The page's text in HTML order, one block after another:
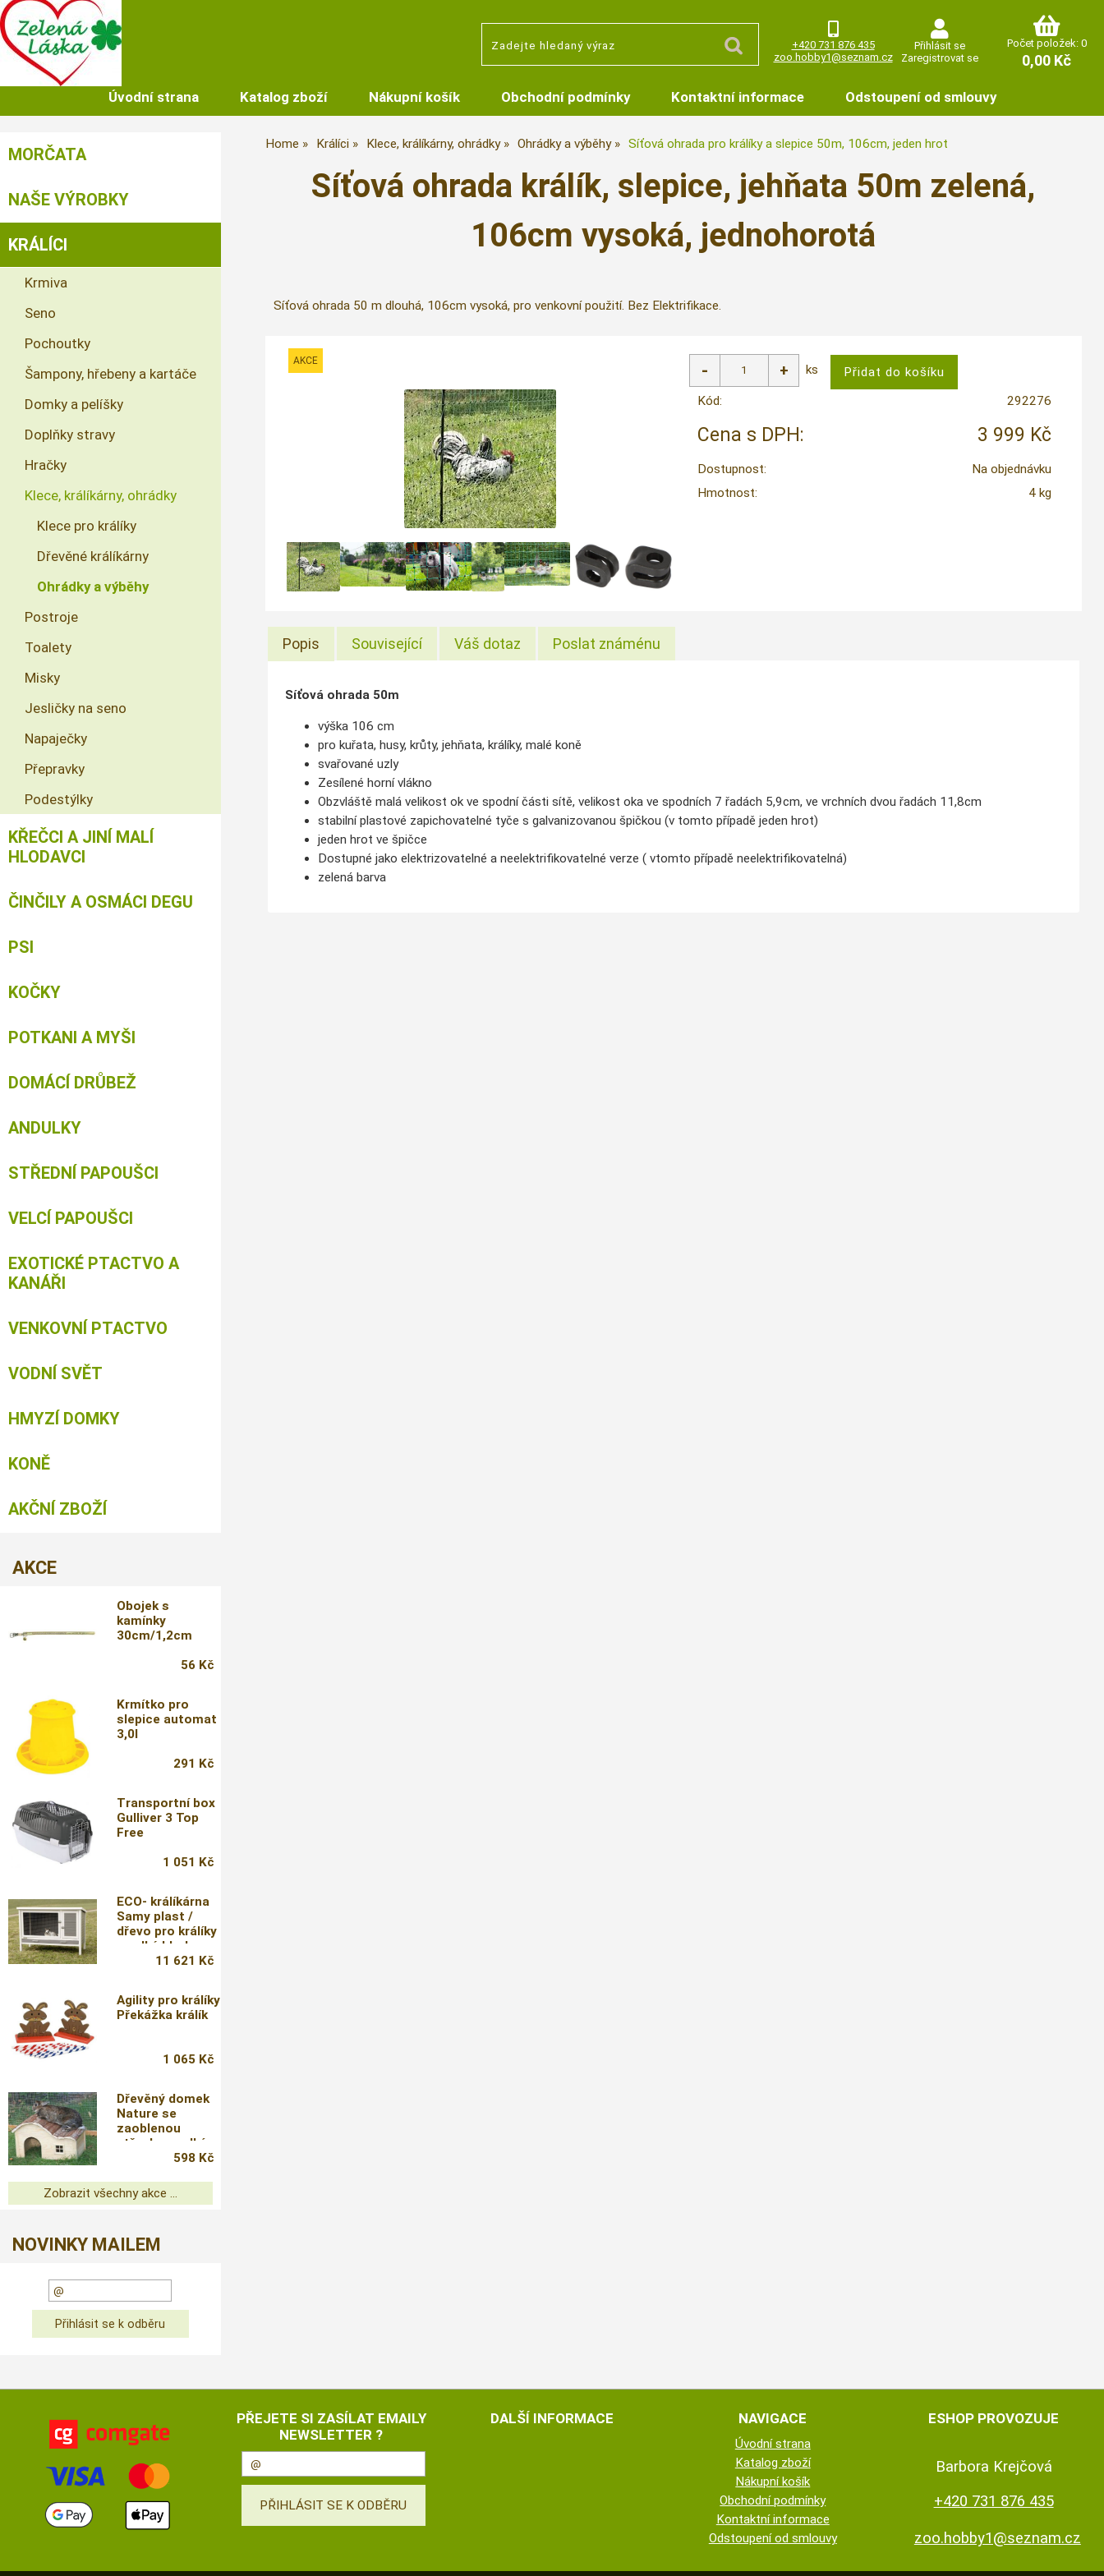
+420 731 876 435
zoo.hobby1@seznam.cz
Přihlásit se
Zaregistrovat se
Počet položek: 0
0,00 Kč
Úvodní strana Katalog zboží Nákupní košík Obchodní podmínky Kontaktní informace Odstoupení od smlouvy
Home Králíci Klece, králíkárny, ohrádky Ohrádky a výběhy Síťová ohrada pro králíky a slepice 50m, 106cm, jeden hrot
Síťová ohrada králík, slepice, jehňata 50m zelená,
106cm vysoká, jednohorotá
Síťová ohrada 50 m dlouhá, 106cm vysoká, pro venkovní použití. Bez Elektrifikace.
ks
Kód: 292276
Cena s DPH: 3 999 Kč
Dostupnost:
Na objednávku
Hmotnost:
4 kg
Popis Související Váš dotaz Poslat známénu
Síťová ohrada 50m
výška 106 cm
pro kuřata, husy, krůty, jehňata, králíky, malé koně
svařované uzly
Zesílené horní vlákno
Obzvláště malá velikost ok ve spodní části sítě, velikost oka ve spodních 7 řadách 5,9cm, ve vrchních dvou řadách 11,8cm
stabilní plastové zapichovatelné tyče s galvanizovanou špičkou (v tomto případě jeden hrot)
jeden hrot ve špičce
Dostupné jako elektrizovatelné a neelektrifikovatelné verze ( vtomto případě neelektrifikovatelná)
zelená barva
MORČATA
NAŠE VÝROBKY
KRÁLÍCI
Krmiva
Seno
Pochoutky
Šampony, hřebeny a kartáče
Domky a pelíšky
Doplňky stravy
Hračky
Klece, králíkárny, ohrádky
Klece pro králíky
Dřevěné králíkárny
Ohrádky a výběhy
Postroje
Toalety
Misky
Jesličky na seno
Napaječky
Přepravky
Podestýlky
KŘEČCI A JINÍ MALÍ
HLODAVCI
ČINČILY A OSMÁCI DEGU
PSI
KOČKY
POTKANI A MYŠI
DOMÁCÍ DRŮBEŽ
ANDULKY
STŘEDNÍ PAPOUŠCI
VELCÍ PAPOUŠCI
EXOTICKÉ PTACTVO A
KANÁŘI
VENKOVNÍ PTACTVO
VODNÍ SVĚT
HMYZÍ DOMKY
KONĚ
AKČNÍ ZBOŽÍ
AKCE
Obojek s
kamínky
30cm/1,2cm
56 Kč
Krmítko pro
slepice automat
3,0l
291 Kč
Transportní box
Gulliver 3 Top
Free
1 051 Kč
ECO- králíkárna
Samy plast /
dřevo pro králíky
a velké hlodavce,
116 x 57 x 82 cm
11 621 Kč
Agility pro králíky
Překážka králík
1 065 Kč
Dřevěný domek
Nature se
zaoblenou
střechou,velký
598 Kč
Zobrazit všechny akce ...
NOVINKY MAILEM
PŘEJETE SI ZASÍLAT EMAILY
NEWSLETTER ?
DALŠÍ INFORMACE NAVIGACE
Úvodní strana
Katalog zboží
Nákupní košík
Obchodní podmínky
Kontaktní informace
Odstoupení od smlouvy
ESHOP PROVOZUJE
Barbora Krejčová
+420 731 876 435
zoo.hobby1@seznam.cz